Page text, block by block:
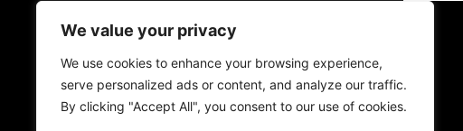
We value your privacy
We use cookies to enhance your browsing experience,
serve personalized ads or content, and analyze our traffic.
By clicking "Accept All", you consent to our use of cookies.